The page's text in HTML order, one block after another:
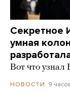
Секретное
умная
Вот что узнал
НОВОСТИ 9